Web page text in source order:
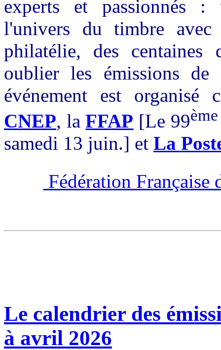
experts et passionnés :
l'univers du timbre
philatélie, des centaines
oublier les émissions de
événement est organisé
CNEP, laFFAP [Le 99ème
samedi 13 juin.] et La
Fédération Française
Le calendrier des
à avril 2026